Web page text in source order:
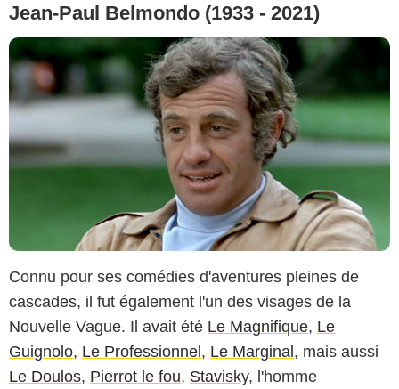
Jean-Paul Belmondo (1933 - 2021)
Connu pour ses comédies d'aventures pleines de
cascades, il fut également l'un des visages de la
Nouvelle Vague. Il avait été Le Magnifique, Le
Guignolo, Le Professionnel , Le Marginal , mais aussi
Le Doulos, Pierrot le fou, Stavisky, l'homme